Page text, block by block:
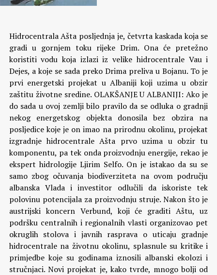
Hidrocentrala Ašta posljednja je, četvrta kaskada koja se
gradi u gornjem toku rijeke Drim. Ona će pretežno
koristiti vodu koja izlazi iz velike hidrocentrale Vau i
Dejes, a koje se sada preko Drima preliva u Bojanu. To je
prvi energetski projekat u Albaniji koji uzima u obzir
zaštitu životne sredine. OLAKŠANJE U ALBANIJI: Ako je
do sada u ovoj zemlji bilo pravilo da se odluka o gradnji
nekog energetskog objekta donosila bez obzira na
posljedice koje je on imao na prirodnu okolinu, projekat
izgradnje hidrocentrale Ašta prvo uzima u obzir tu
komponentu, pa tek onda proizvodnju energije, rekao je
ekspert hidrologije Ljirim Selfo. On je istakao da su se
samo zbog očuvanja biodiverziteta na ovom području
albanska Vlada i investitor odlučili da iskoriste tek
polovinu potencijala za proizvodnju struje.Nakon što je
austrijski koncern Verbund, koji će graditi Aštu, uz
podršku centralnih i regionalnih vlasti organizovao pet
okruglih stolova i javnih rasprava o uticaju gradnje
hidrocentrale na životnu okolinu, splasnule su kritike i
primjedbe koje su godinama iznosili albanski ekolozi i
stručnjaci. Novi projekat je, kako tvrde, mnogo bolji od